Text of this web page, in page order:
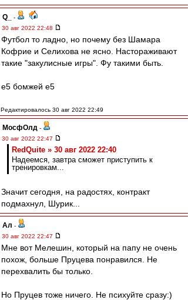
Q_
-
30 авг 2022 22:48
Футбол то ладно, но почему без Шамара
Кофрие и Селихова не ясно. Настораживают
такие "закулисные игры". Фу такими быть.
е5 бомжей е5
Редактировалось 30 авг 2022 22:49
МосфОлд -
30 авг 2022 22:47
RedQuite » 30 авг 2022 22:40
Надеемся, завтра сможет приступить к
тренировкам...
Значит сегодня, на радостях, контракт
подмахнул, Шурик...
Ал -
30 авг 2022 22:47
Мне вот Мелешин, который на папу не очень
похож, больше Пруцева понравился. Не
перехвалить бы только.
Но Пруцев тоже ничего. Не психуйте сразу:)